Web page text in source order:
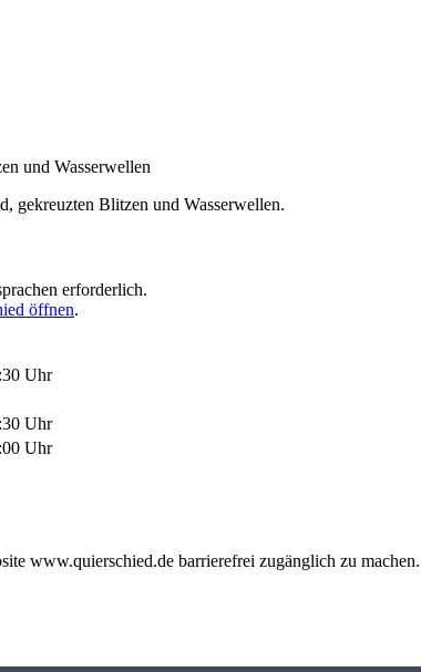
gekreuzten Blitzen und Wasserwellen.
erforderlich.
öffnen.
Uhr
Uhr
Uhr
www.quierschied.de barrierefrei zugänglich zu